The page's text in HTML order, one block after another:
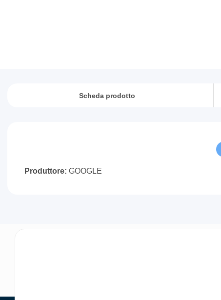
Scheda prodotto
Produttore: GOOGLE